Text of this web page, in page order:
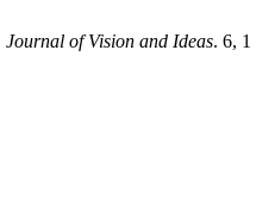
Journal of Vision and Ideas. 6, 1